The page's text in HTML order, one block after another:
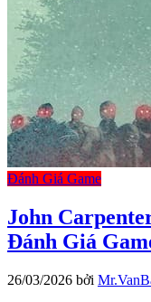
Đánh Giá Game
John
Đánh Giá
26/03/2026 bởi